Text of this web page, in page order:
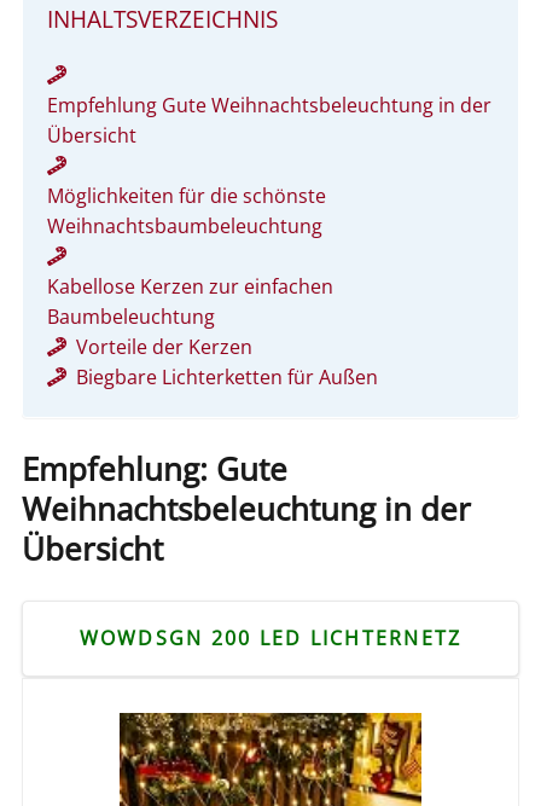
INHALTSVERZEICHNIS
Empfehlung Gute Weihnachtsbeleuchtung in der
Übersicht
Möglichkeiten für die schönste
Weihnachtsbaumbeleuchtung
Kabellose Kerzen zur einfachen
Baumbeleuchtung
Vorteile der Kerzen
Biegbare Lichterketten für Außen
Empfehlung: Gute
Weihnachtsbeleuchtung in der
Übersicht
WOWDSGN 200 LED LICHTERNETZ